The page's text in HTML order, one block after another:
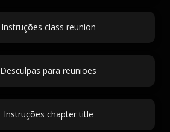
Instruções class reunion
Desculpas para reuniões
Instruções chapter title